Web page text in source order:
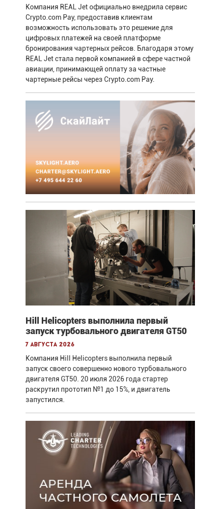
Компания REAL Jet официально внедрила сервис
Crypto.com Pay, предоставив клиентам
возможность использовать это решение для
цифровых платежей на своей платформе
бронирования чартерных рейсов. Благодаря этому
REAL Jet стала первой компанией в сфере частной
авиации, принимающей оплату за частные
чартерные рейсы через Crypto.com Pay.
Hill Helicopters выполнила первый
запуск турбовального двигателя GT50
7 августа 2026
Компания Hill Helicopters выполнила первый
запуск своего совершенно нового турбовального
двигателя GT50. 20 июля 2026 года стартер
раскрутил прототип №1 до 15%, и двигатель
запустился.